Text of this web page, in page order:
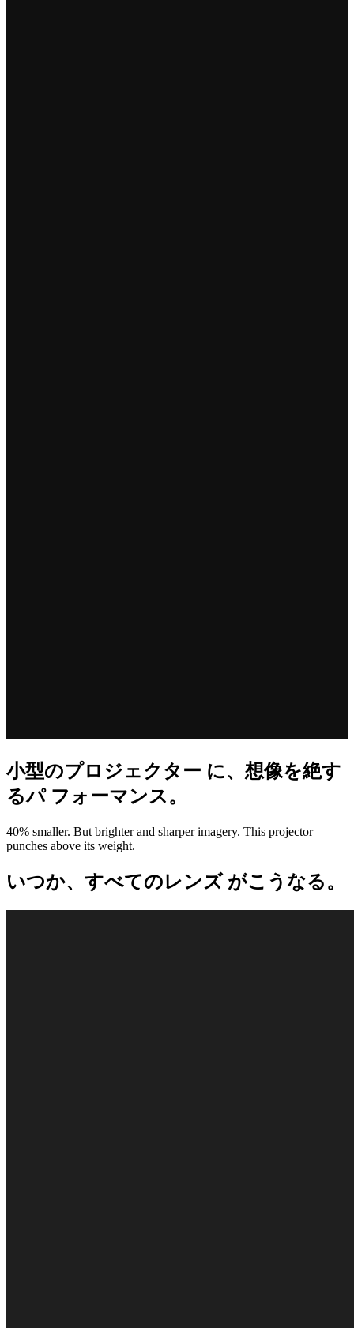
小型のプロジェクター に、想像を絶す
るパ フォーマンス。
40% smaller. But brighter and sharper imagery. This projector
punches above its weight.
いつか、すべてのレンズ がこうなる。